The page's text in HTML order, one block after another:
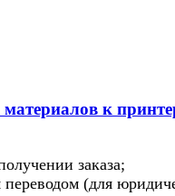
к
заказа;
переводом (для